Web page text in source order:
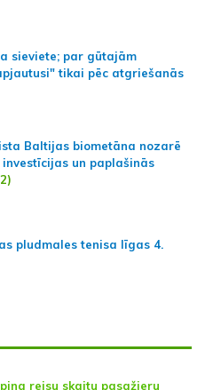
sieviete; par gūtajām
tikai pēc atgriešanās
Baltijas biometāna nozarē
un paplašinās
pludmales tenisa līgas 4.
reisu skaitu pasažieru